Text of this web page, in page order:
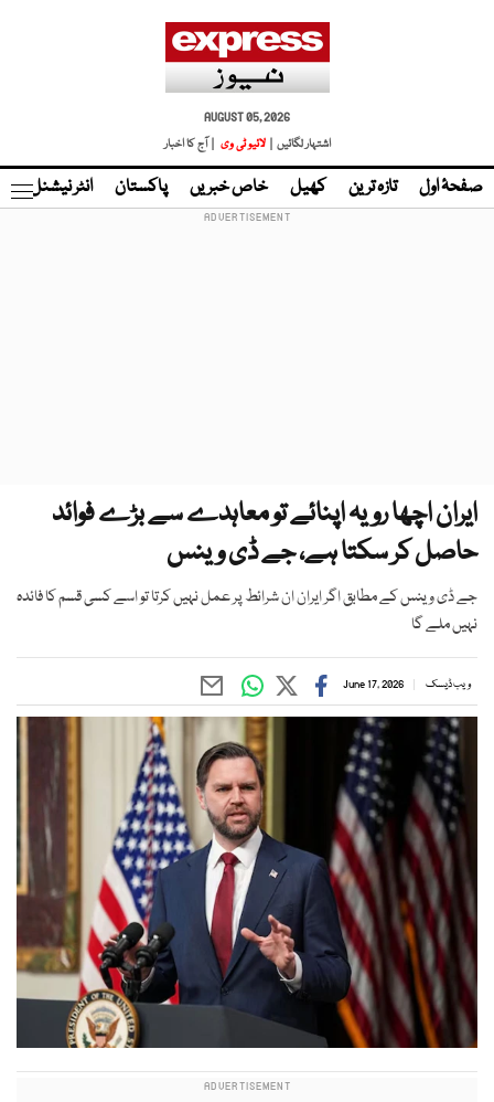
AUGUST 05, 2026
اشتہار لگائیں |
لائیو ٹی وی | آج کا اخبار
صفحۂ اول تازہ ترین کھیل خاص خبریں پاکستان انٹر نیشنل
ایران اچھا رویہ اپنائے تو معاہدے سے بڑے فوائد
حاصل کر سکتا ہے، جے ڈی وینس
جے ڈی وینس کے مطابق اگر ایران ان شرائط پر عمل نہیں کرتا تو اسے کسی قسم کا فائدہ
نہیں ملے گا
ویب ڈیسک June 17, 2026